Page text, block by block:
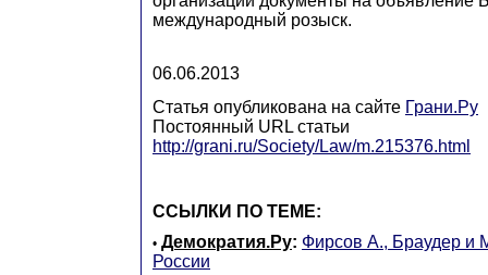
международный розыск.
06.06.2013
Статья опубликована на сайте Грани.Ру
Постоянный URL статьи
http://grani.ru/Society/Law/m.215376.html
ССЫЛКИ ПО ТЕМЕ:
• Демократия.Ру: Фирсов А., Браудер и
России